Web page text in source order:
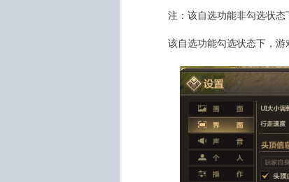
注：该自选功能非勾选状态
该自选功能勾选状态下，游